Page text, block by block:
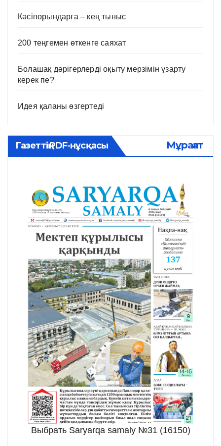
Кәсіпорындарға – кең тыныс
200 теңгемен өткенге саяхат
Болашақ дәрігерлерді оқыту мерзімін ұзарту
керек пе?
Идея қаланы өзгертеді
Газеттің PDF-нұсқасы Мұрағат
Выбрать Saryarqa samaly №31 (16150)